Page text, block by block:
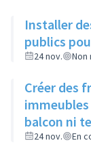
Installer
publics
24 nov. Non
Créer des
balcon ni
24 nov. En